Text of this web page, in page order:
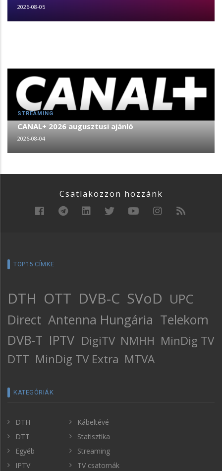
2026-08-05
STREAMING
CANAL+ 2026 augusztusi ajánló
2026-08-04
Csatlakozzon hozzánk
TOP15 CÍMKE
DTH OTT DVB-C SVoD UPC
Direct Antenna Hungária Telekom
DVB-T IPTV DigiTV NMHH MinDig TV
DTT MinDig TV Extra MTVA
KATEGÓRIÁK
DTH
DTT
Egyéb
IPTV
Kábeltévé
Statisztika
Streaming
TV csatornák